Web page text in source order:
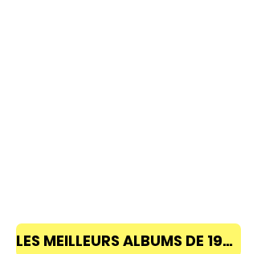
LES MEILLEURS ALBUMS DE 1968 à 2018